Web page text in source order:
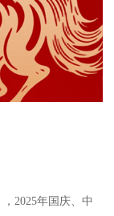
2025年国庆、中